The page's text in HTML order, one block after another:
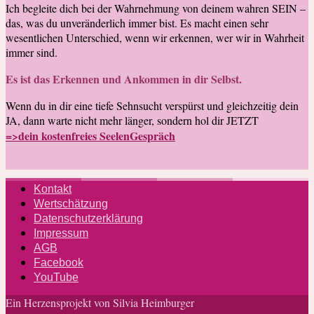
Ich begleite dich bei der Wahrnehmung von deinem wahren SEIN –
das, was du unveränderlich immer bist. Es macht einen sehr
wesentlichen Unterschied, wenn wir erkennen, wer wir in Wahrheit
immer sind.
Es ist das Erkennen und Ankommen in dir Selbst.
Wenn du in dir eine tiefe Sehnsucht verspürst und gleichzeitig dein
JA, dann warte nicht mehr länger, sondern hol dir JETZT
=>dein kostenfreies SeelenGespräch
Kontakt
Wertschätzung
Datenschutzerklärung
Impressum
AGB
Facebook
YouTube
Ein Herzensprojekt von Silvia Heimburger